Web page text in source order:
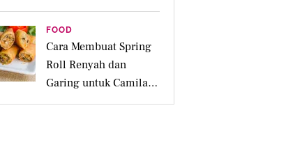
Disukai
FOOD
Cara Membuat Spring
Roll Renyah dan
Garing untuk Camilan
Pesta